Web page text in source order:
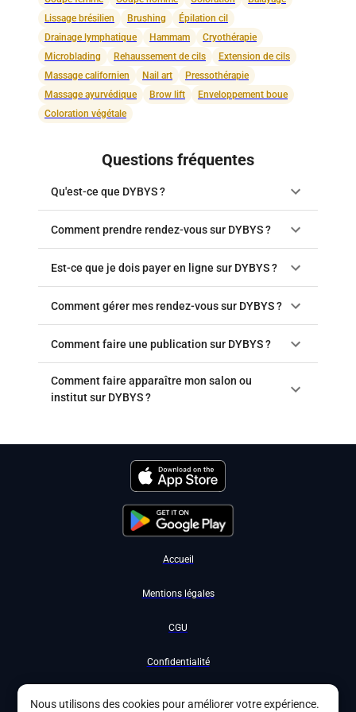
Lissage brésilien
Brushing
Épilation cil
Drainage lymphatique
Hammam
Cryothérapie
Microblading
Rehaussement de cils
Extension de cils
Massage californien
Nail art
Pressothérapie
Massage ayurvédique
Brow lift
Enveloppement boue
Coloration végétale
Questions fréquentes
Qu'est-ce que DYBYS ?
Comment prendre rendez-vous sur DYBYS ?
Est-ce que je dois payer en ligne sur DYBYS ?
Comment gérer mes rendez-vous sur DYBYS ?
Comment faire une publication sur DYBYS ?
Comment faire apparaître mon salon ou
institut sur DYBYS ?
Accueil
Mentions légales
CGU
Confidentialité
Nous utilisons des cookies pour améliorer votre expérience.